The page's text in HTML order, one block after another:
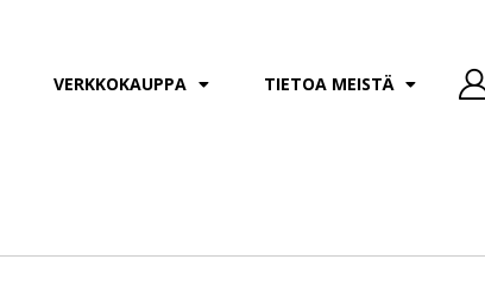
VERKKOKAUPPA TIETOA MEISTÄ